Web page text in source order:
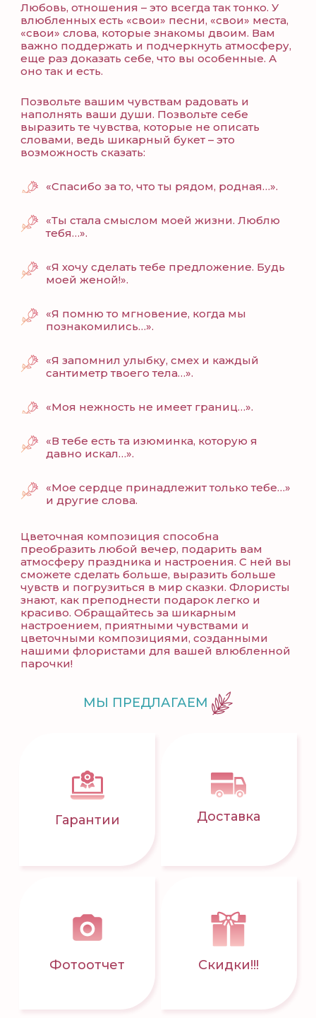
Любовь, отношения – это всегда так тонко. У
влюбленных есть «свои» песни, «свои» места,
«свои» слова, которые знакомы двоим. Вам
важно поддержать и подчеркнуть атмосферу,
еще раз доказать себе, что вы особенные. А
оно так и есть.
Позвольте вашим чувствам радовать и
наполнять ваши души. Позвольте себе
выразить те чувства, которые не описать
словами, ведь шикарный букет – это
возможность сказать:
«Спасибо за то, что ты рядом, родная…».
«Ты стала смыслом моей жизни. Люблю
тебя…».
«Я хочу сделать тебе предложение. Будь
моей женой!».
«Я помню то мгновение, когда мы
познакомились…».
«Я запомнил улыбку, смех и каждый
сантиметр твоего тела…».
«Моя нежность не имеет границ…».
«В тебе есть та изюминка, которую я
давно искал…».
«Мое сердце принадлежит только тебе…»
и другие слова.
Цветочная композиция способна
преобразить любой вечер, подарить вам
атмосферу праздника и настроения. С ней вы
сможете сделать больше, выразить больше
чувств и погрузиться в мир сказки. Флористы
знают, как преподнести подарок легко и
красиво. Обращайтесь за шикарным
настроением, приятными чувствами и
цветочными композициями, созданными
нашими флористами для вашей влюбленной
парочки!
МЫ ПРЕДЛАГАЕМ
Гарантии Доставка
Фотоотчет Скидки!!!